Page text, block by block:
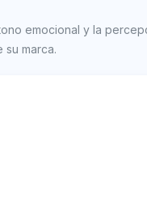
emocional y la
su marca.